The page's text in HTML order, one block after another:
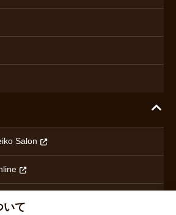
いて
および生成AIの利用指針
Salon
いて